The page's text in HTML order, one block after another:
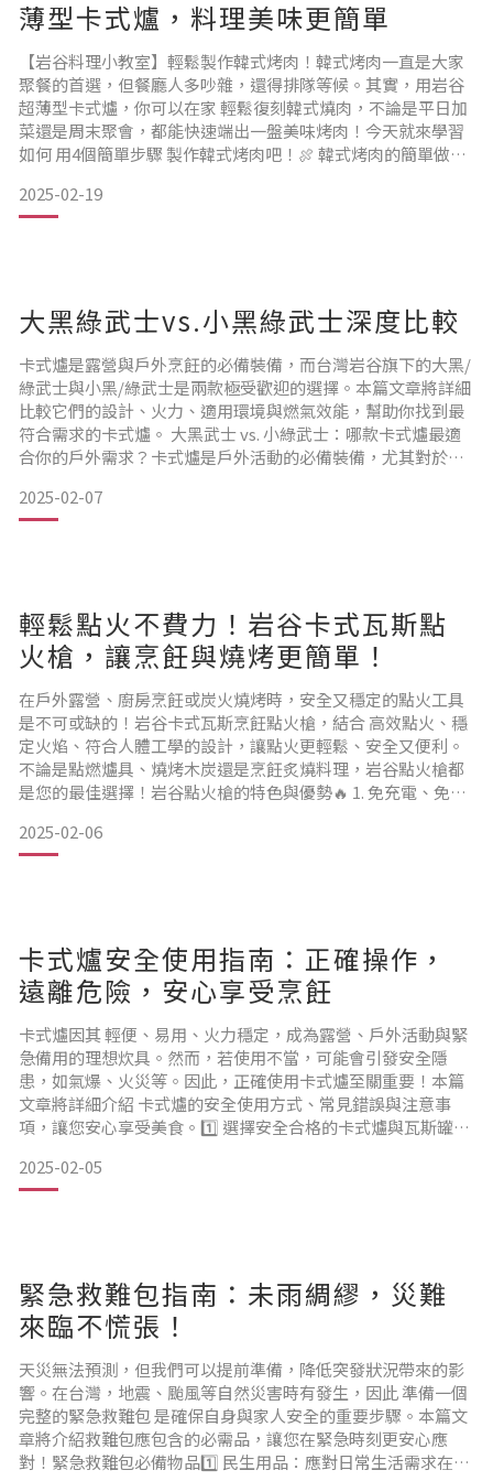
薄型卡式爐，料理美味更簡單
【岩谷料理小教室】輕鬆製作韓式烤肉！韓式烤肉一直是大家
聚餐的首選，但餐廳人多吵雜，還得排隊等候。其實，用岩谷
超薄型卡式爐，你可以在家 輕鬆復刻韓式燒肉，不論是平日加
菜還是周末聚會，都能快速端出一盤美味烤肉！今天就來學習
如何 用4個簡單步驟 製作韓式烤肉吧！🍖 韓式烤肉的簡單做法
可。加入 醬油、糖、蠔油、麻油 依個人口味調整比例。2️⃣ 醃
製入味：均勻攪拌醬料後，將肉片放入醃漬 20分鐘，讓肉吸收
2025-02-19
大黑綠武士vs.小黑綠武士深度比較
卡式爐是露營與戶外烹飪的必備裝備，而台灣岩谷旗下的大黑/
綠武士與小黑/綠武士是兩款極受歡迎的選擇。本篇文章將詳細
比較它們的設計、火力、適用環境與燃氣效能，幫助你找到最
符合需求的卡式爐。 大黑武士 vs. 小綠武士：哪款卡式爐最適
合你的戶外需求？卡式爐是戶外活動的必備裝備，尤其對於露
烹飪體驗。而在眾多品牌與型號中，大黑/綠武士與小黑/綠武
士無疑是台灣岩谷旗下最受歡迎的兩款產品。這兩款卡式爐各
2025-02-07
輕鬆點火不費力！岩谷卡式瓦斯點
火槍，讓烹飪與燒烤更簡單！
在戶外露營、廚房烹飪或炭火燒烤時，安全又穩定的點火工具
是不可或缺的！岩谷卡式瓦斯烹飪點火槍，結合 高效點火、穩
定火焰、符合人體工學的設計，讓點火更輕鬆、安全又便利。
不論是點燃爐具、燒烤木炭還是烹飪炙燒料理，岩谷點火槍都
是您的最佳選擇！岩谷點火槍的特色與優勢🔥 1. 免充電、免換
卡式瓦斯罐，不需要額外充電或更換電池，使用更方便，適合
戶外露營、燒烤、應急點火 等場合。🔥 2. 穩定火焰，點火更安
2025-02-06
卡式爐安全使用指南：正確操作，
遠離危險，安心享受烹飪
卡式爐因其 輕便、易用、火力穩定，成為露營、戶外活動與緊
急備用的理想炊具。然而，若使用不當，可能會引發安全隱
患，如氣爆、火災等。因此，正確使用卡式爐至關重要！本篇
文章將詳細介紹 卡式爐的安全使用方式、常見錯誤與注意事
項，讓您安心享受美食。1️⃣ 選擇安全合格的卡式爐與瓦斯罐購
品，並確認具有以下安全設計：
✅ 安全氣閥：避免瓦斯過量釋放
2025-02-05
緊急救難包指南：未雨綢繆，災難
來臨不慌張！
天災無法預測，但我們可以提前準備，降低突發狀況帶來的影
響。在台灣，地震、颱風等自然災害時有發生，因此 準備一個
完整的緊急救難包 是確保自身與家人安全的重要步驟。本篇文
章將介紹救難包應包含的必需品，讓您在緊急時刻更安心應
對！緊急救難包必備物品1️⃣ 民生用品：應對日常生活需求在災